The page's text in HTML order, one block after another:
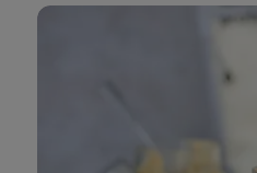
Proteinová